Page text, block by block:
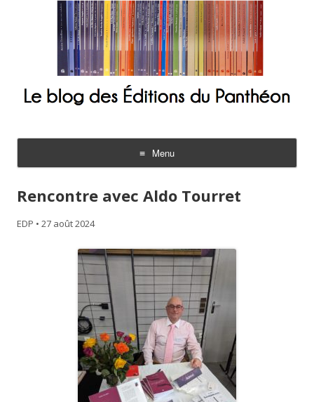
Menu
Aller
contenu
Rencontre avec Aldo Tourret
EDP • 27 août 2024